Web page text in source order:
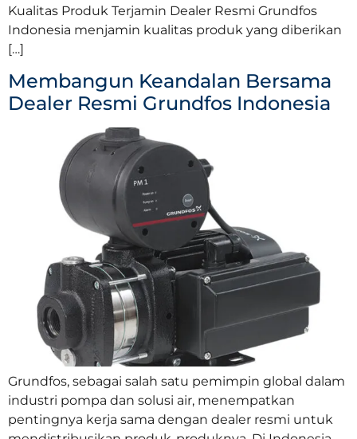
Kualitas Produk Terjamin Dealer Resmi Grundfos
Indonesia menjamin kualitas produk yang diberikan
[…]
Membangun Keandalan Bersama
Dealer Resmi Grundfos Indonesia
Grundfos, sebagai salah satu pemimpin global dalam
industri pompa dan solusi air, menempatkan
pentingnya kerja sama dengan dealer resmi untuk